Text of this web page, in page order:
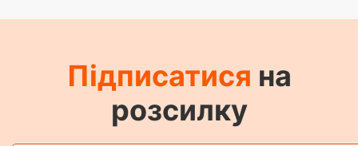
Підписатися на
розсилку